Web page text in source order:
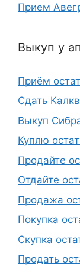
Прием
Выкуп у
Приём
Сдать
Выкуп
Куплю
Продайте
Отдайте
Продажа
Покупка
Скупка
Продать